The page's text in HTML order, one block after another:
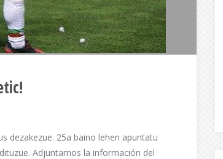
dezakezue. 25a baino lehen apuntatu
Adjuntamos la información del